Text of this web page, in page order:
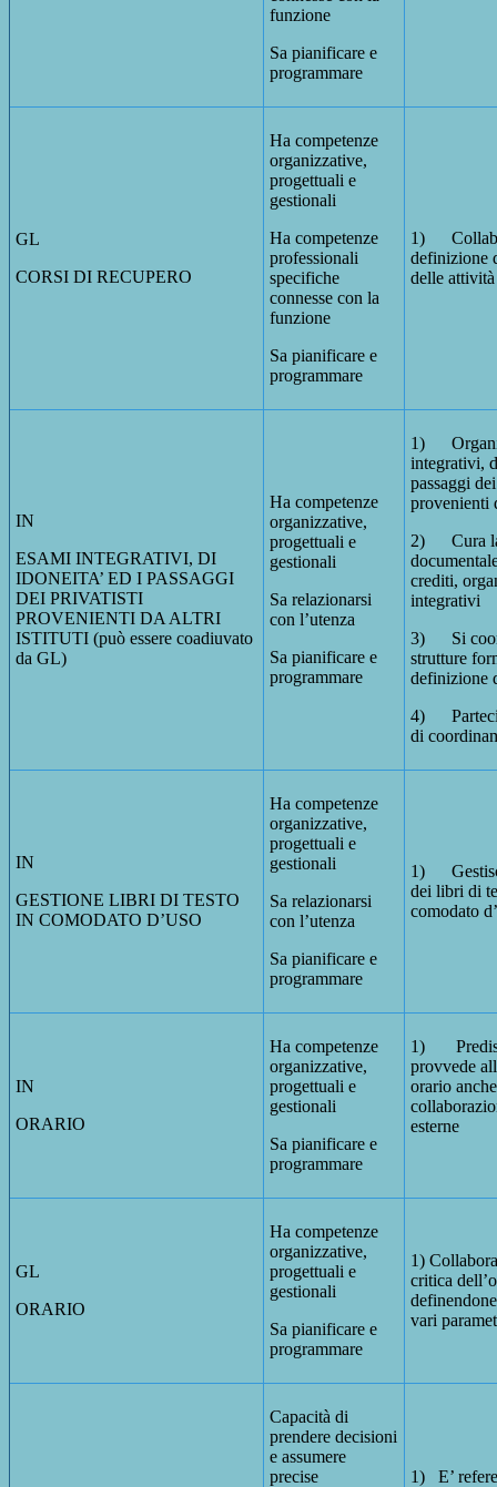
funzione
Sa pianificare e
programmare
GL
CORSI DI RECUPERO
Ha competenze
organizzative,
progettuali e
gestionali
Ha competenze
professionali
specifiche
connesse con la
funzione
Sa pianificare e
programmare
1)
definizione
delle
IN
ESAMI INTEGRATIVI, DI
IDONEITA’ ED I PASSAGGI
DEI PRIVATISTI
PROVENIENTI DA ALTRI
ISTITUTI (può essere coadiuvato
da GL)
Ha competenze
organizzative,
progettuali e
gestionali
Sa relazionarsi
con l’utenza
Sa pianificare e
programmare
1)
integrativi,
passaggi
provenienti
2) Cura la
crediti,
integrativi
3) Si
strutture
definizione
4)
di
IN
GESTIONE LIBRI DI TESTO
IN COMODATO D’USO
Ha competenze
organizzative,
progettuali e
gestionali
Sa relazionarsi
con l’utenza
Sa pianificare e
programmare
1)
dei libri di
comodato
IN
ORARIO
Ha competenze
organizzative,
progettuali e
gestionali
Sa pianificare e
programmare
1)
provvede
orario
esterne
GL
ORARIO
Ha competenze
organizzative,
progettuali e
gestionali
Sa pianificare e
programmare
1)
critica
vari
Capacità di
prendere decisioni
e assumere
precise
1) E’